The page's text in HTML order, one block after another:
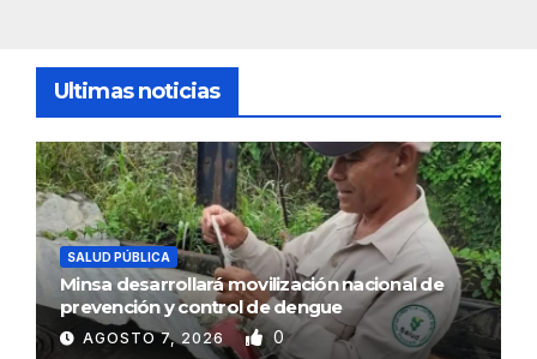
Ultimas noticias
SALUD PÚBLICA
Minsa desarrollará movilización nacional de
prevención y control de dengue
AGOSTO 7, 2026 0